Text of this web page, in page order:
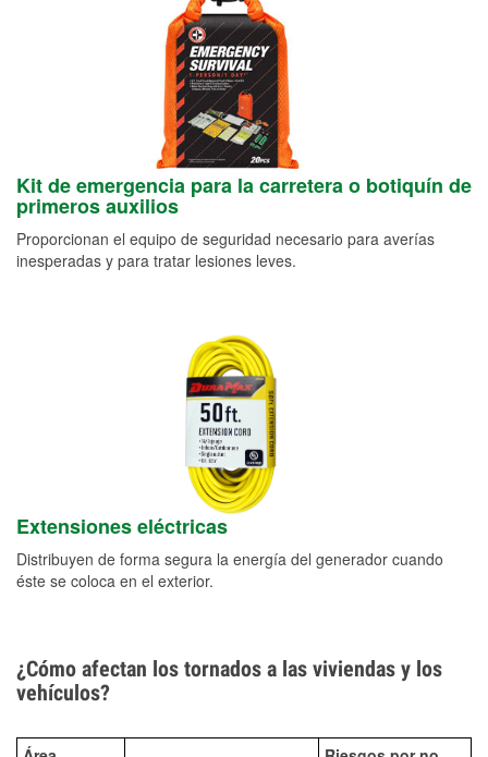
Kit de emergencia para la carretera o botiquín de
primeros auxilios
Proporcionan el equipo de seguridad necesario para averías
inesperadas y para tratar lesiones leves.
Extensiones eléctricas
Distribuyen de forma segura la energía del generador cuando
éste se coloca en el exterior.
¿Cómo afectan los tornados a las viviendas y los
vehículos?